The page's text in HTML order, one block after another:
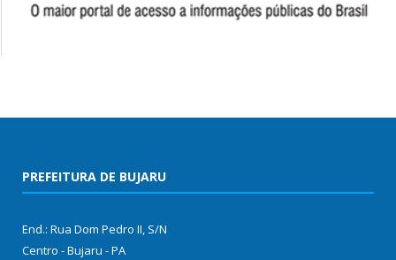
PREFEITURA DE BUJARU
End.: Rua Dom Pedro II, S/N
Centro - Bujaru - PA